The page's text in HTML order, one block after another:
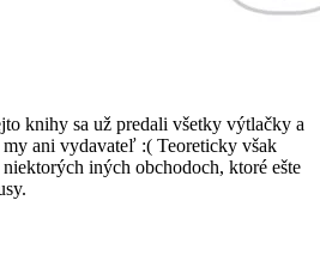
knihy sa už predali všetky výtlačky a
my ani vydavateľ :( Teoreticky však
iných obchodoch, ktoré ešte